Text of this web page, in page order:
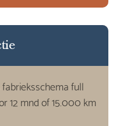
full
12 mnd of 15.000 km